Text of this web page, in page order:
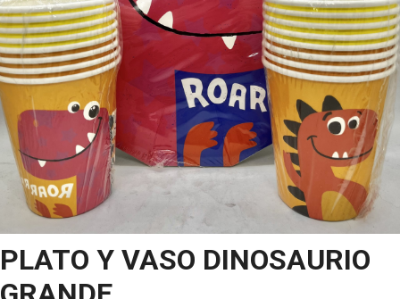
PLATO Y VASO DINOSAURIO